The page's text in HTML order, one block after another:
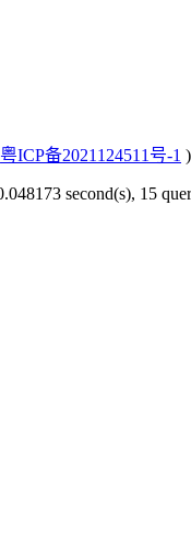
粤ICP备2021124511号-1 )
second(s), 15